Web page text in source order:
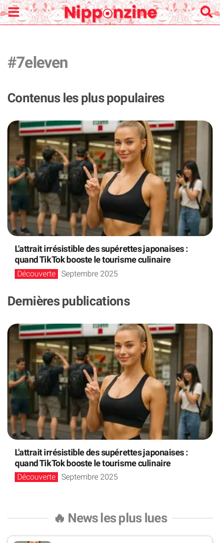
#7eleven
Contenus les plus populaires
L'attrait irrésistible des supérettes japonaises :
quand TikTok booste le tourisme culinaire
Découverte Septembre 2025
Dernières publications
L'attrait irrésistible des supérettes japonaises :
quand TikTok booste le tourisme culinaire
Découverte Septembre 2025
🔥 News les plus lues